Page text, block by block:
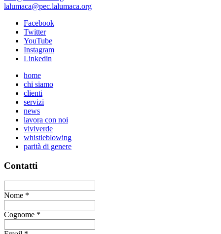
lalumaca@pec.lalumaca.org
Facebook
Twitter
YouTube
Instagram
Linkedin
home
chi siamo
clienti
servizi
news
lavora con noi
viviverde
whistleblowing
parità di genere
Contatti
Nome *
Cognome *